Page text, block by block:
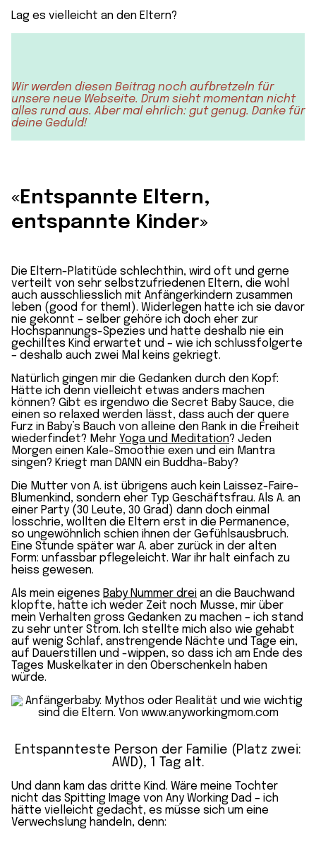
Lag es vielleicht an den Eltern?
Wir werden diesen Beitrag noch aufbretzeln für
unsere neue Webseite. Drum sieht momentan nicht
alles rund aus. Aber mal ehrlich: gut genug. Danke für
deine Geduld!
«Entspannte Eltern,
entspannte Kinder»
Die Eltern-Platitüde schlechthin, wird oft und gerne
verteilt von sehr selbstzufriedenen Eltern, die wohl
auch ausschliesslich mit Anfängerkindern zusammen
leben (good for them!). Widerlegen hatte ich sie davor
nie gekonnt – selber gehöre ich doch eher zur
Hochspannungs-Spezies und hatte deshalb nie ein
gechilltes Kind erwartet und – wie ich schlussfolgerte
– deshalb auch zwei Mal keins gekriegt.
Natürlich gingen mir die Gedanken durch den Kopf:
Hätte ich denn vielleicht etwas anders machen
können? Gibt es irgendwo die Secret Baby Sauce, die
einen so relaxed werden lässt, dass auch der quere
Furz in Baby’s Bauch von alleine den Rank in die Freiheit
wiederfindet? Mehr Yoga und Meditation? Jeden
Morgen einen Kale-Smoothie exen und ein Mantra
singen? Kriegt man DANN ein Buddha-Baby?
Die Mutter von A. ist übrigens auch kein Laissez-Faire-
Blumenkind, sondern eher Typ Geschäftsfrau. Als A. an
einer Party (30 Leute, 30 Grad) dann doch einmal
losschrie, wollten die Eltern erst in die Permanence,
so ungewöhnlich schien ihnen der Gefühlsausbruch.
Eine Stunde später war A. aber zurück in der alten
Form: unfassbar pflegeleicht. War ihr halt einfach zu
heiss gewesen.
Als mein eigenes Baby Nummer drei an die Bauchwand
klopfte, hatte ich weder Zeit noch Musse, mir über
mein Verhalten gross Gedanken zu machen – ich stand
zu sehr unter Strom. Ich stellte mich also wie gehabt
auf wenig Schlaf, anstrengende Nächte und Tage ein,
auf Dauerstillen und -wippen, so dass ich am Ende des
Tages Muskelkater in den Oberschenkeln haben
würde.
Entspannteste Person der Familie ( Platz zwei:
AWD), 1 Tag alt.
Und dann kam das dritte Kind. Wäre meine Tochter
nicht das Spitting Image von Any Working Dad – ich
hätte vielleicht gedacht, es müsse sich um eine
Verwechslung handeln, denn: